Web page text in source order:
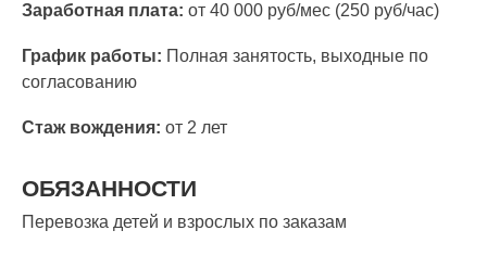
Заработная плата: от 40 000 руб/мес (250 руб/час)
График работы: Полная занятость, выходные по
согласованию
Стаж вождения: от 2 лет
ОБЯЗАННОСТИ
Перевозка детей и взрослых по заказам